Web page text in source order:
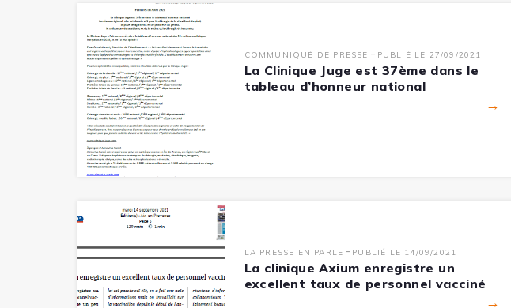
COMMUNIQUÉ DE PRESSE - PUBLIÉ LE 27/09/2021
La Clinique Juge est 37ème dans le
tableau d’honneur national
→
LA PRESSE EN PARLE - PUBLIÉ LE 14/09/2021
La clinique Axium enregistre un
excellent taux de personnel vacciné
→